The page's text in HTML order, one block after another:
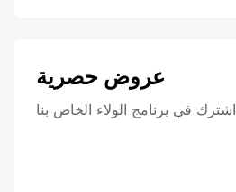
عروض حصرية
اشترك في برنامج الولاء الخاص بنا